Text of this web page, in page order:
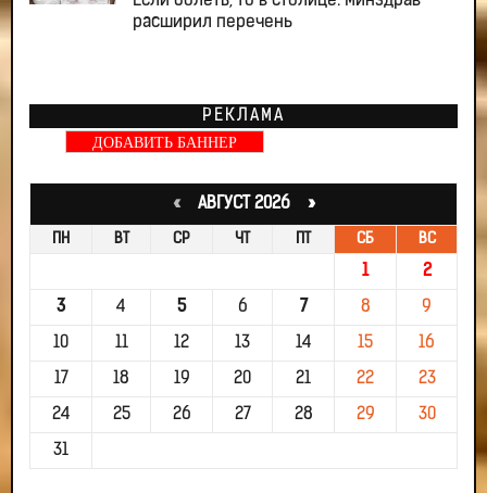
расширил перечень
РЕКЛАМА
ДОБАВИТЬ БАННЕР
«АВГУСТ 2026 »
ПН ВТ СР ЧТ ПТ СБ ВС
1 2
3 4 5 6 7 8 9
10 11 12 13 14 15 16
17 18 19 20 21 22 23
24 25 26 27 28 29 30
31